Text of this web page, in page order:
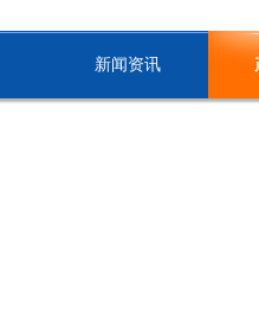
新闻资讯